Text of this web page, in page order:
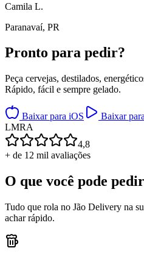
Camila L.
Paranavaí, PR
Pronto para pedir?
Peça cervejas, destilados,
Rápido, fácil e sempre gelado.
Baixar para iOS
Baixar
LMRA
4,8
+ de 12 mil avaliações
O que você pode
Tudo que rola no Jão Delivery na
achar rápido.